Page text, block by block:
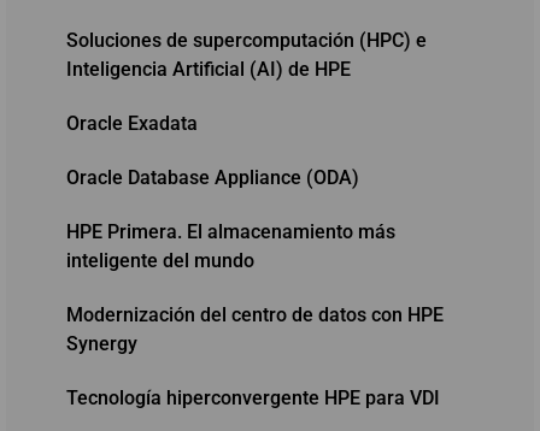
Soluciones de supercomputación (HPC) e
Inteligencia Artificial (AI) de HPE
Oracle Exadata
Oracle Database Appliance (ODA)
HPE Primera. El almacenamiento más
inteligente del mundo
Modernización del centro de datos con HPE
Synergy
Tecnología hiperconvergente HPE para VDI